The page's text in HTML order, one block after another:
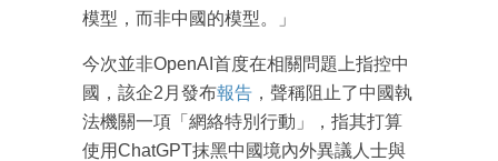
模型，而非中國的模型。」
今次並非OpenAI首度在相關問題上指控中
國，該企2月發布報告 ，聲稱阻止了中國執
法機關一項「網絡特別行動」，指其打算
使用ChatGPT抹黑中國境內外異議人士與